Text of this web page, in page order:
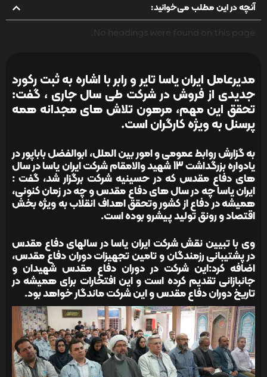
آنچه در این مطلب می‌خوانید:
مدیرعامل ایران یاسا تایر و رابر با اشاره به ثبت رکورد
جدیدی از فروش در شرکت طی سال جاری ، گفت:
تحقق این مهم، مرهون تلاش های مجدانه همه
پرسنل به ویژه کارگران است.
به گزارش روابط عمومی و امور بین الملل، ابوالفضل باباپور در
یادواره بزرگداشت 13 شهید والامقام شرکت ایران یاسا در سال
های دفاع مقدس که در حسینیه شرکت برگزار شد، گفت :
ایران یاسا چه در سال های دفاع مقدس و چه در زمان کنونی،
همیشه در دفاع از کشور وتحقق اهداف انقلاب به ویژه بخش
اقتصاد و رونق تولید پیشرو بوده است.
وی با تبیین نقش شرکت ایران یاسا در سالهای دفاع مقدس
در پشتیبانی رزمندگان و تامین تجهیزات دوران دفاع مقدس،
اضافه کرد:این شرکت در دوران دفاع مقدس شهیدان و
جانبازانی تقدیم کرده است و این افتخارات برای همیشه در
تاریخ دوران دفاع مقدس و این شرکت ماندگار خواهد بود.